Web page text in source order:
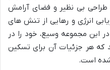
طراحی بی نظیر و فضای آرامش
انرژی و رهایی از تنش های
این مجموعه وسیع، خود را در
که هر جزئیات آن برای تسکین
است.